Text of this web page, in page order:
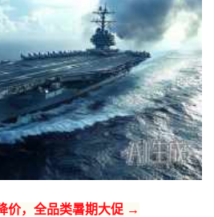
价，全品类暑期大促 →